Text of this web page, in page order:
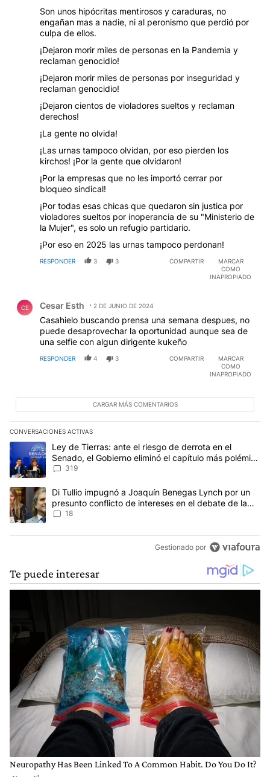
Son unos hipócritas mentirosos y caraduras, no
engañan mas a nadie, ni al peronismo que perdió por
culpa de ellos.
¡Dejaron morir miles de personas en la Pandemia y
reclaman genocidio!
¡Dejaron morir miles de personas por inseguridad y
reclaman genocidio!
¡Dejaron cientos de violadores sueltos y reclaman
derechos!
¡La gente no olvida!
¡Las urnas tampoco olvidan, por eso pierden los
kirchos! ¡Por la gente que olvidaron!
¡Por la empresas que no les importó cerrar por
bloqueo sindical!
¡Por todas esas chicas que quedaron sin justica por
violadores sueltos por inoperancia de su "Ministerio de
la Mujer", es solo un refugio partidario.
¡Por eso en 2025 las urnas tampoco perdonan!
RESPONDER 3 3 COMPARTIR
MARCAR
COMO
INAPROPIADO
CE Cesar Esth 2 DE JUNIO DE 2024
Casahielo buscando prensa una semana despues, no
puede desaprovechar la oportunidad aunque sea de
una selfie con algun dirigente kukeño
RESPONDER 4 3 COMPARTIR
MARCAR
COMO
INAPROPIADO
CARGAR MÁS COMENTARIOS
CONVERSACIONES ACTIVAS
Este listado muestra los artículos con más comentarios en los
Un artículo de tendencia con el título "Ley de Tierras: ante el
Ley de Tierras: ante el riesgo de derrota en el
Senado, el Gobierno eliminó el capítulo más polémico
del proyecto
319
Un artículo de tendencia con el título "Di Tullio impugnó a
Di Tullio impugnó a Joaquín Benegas Lynch por un
presunto conflicto de intereses en el debate de la
Ley de Tierras
18
Gestionado por